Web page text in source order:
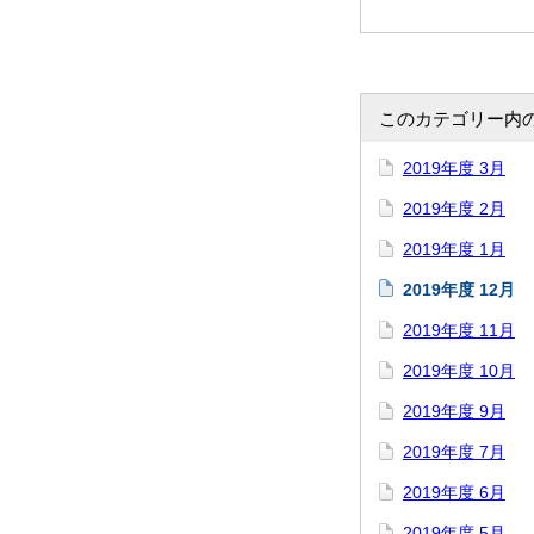
このカテゴリー内
2019年度 3月
2019年度 2月
2019年度 1月
2019年度 12月
2019年度 11月
2019年度 10月
2019年度 9月
2019年度 7月
2019年度 6月